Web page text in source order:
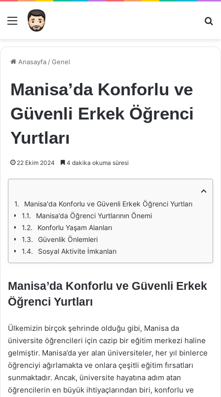
Menü
Anasayfa /Genel
Manisa’da Konforlu ve
Güvenli Erkek Öğrenci
Yurtları
22 Ekim 2024 4 dakika okuma süresi
Manisa'da Konforlu ve Güvenli Erkek Öğrenci Yurtları
Manisa’da Öğrenci Yurtlarının Önemi
Konforlu Yaşam Alanları
Güvenlik Önlemleri
Sosyal Aktivite İmkanları
Manisa’da Konforlu ve Güvenli Erkek
Öğrenci Yurtları
Ülkemizin birçok şehrinde olduğu gibi, Manisa da
üniversite öğrencileri için cazip bir eğitim merkezi haline
gelmiştir. Manisa’da yer alan üniversiteler, her yıl binlerce
öğrenciyi ağırlamakta ve onlara çeşitli eğitim fırsatları
sunmaktadır. Ancak, üniversite hayatına adım atan
öğrencilerin en büyük ihtiyaçlarından biri, konforlu ve